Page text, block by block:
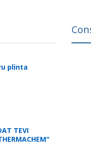
plinta
TEVI